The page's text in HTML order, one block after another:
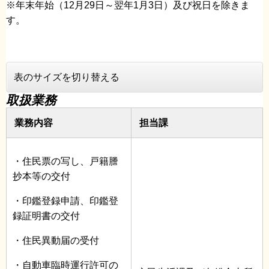
※年末年始（12月29日～翌年1月3日）及び祝日を除きま
す。
表のサイズを切り替える
取扱業務
業務内容 担当課
・住民票の写し、戸籍謄
抄本等の交付
・印鑑登録申請、印鑑登
録証明書の交付
・住民異動届の受付
・自動車臨時運行許可の